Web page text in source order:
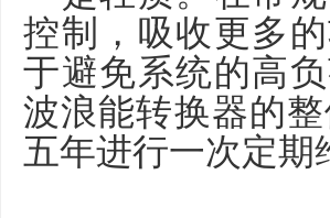
控制，吸收更多
于避免系统的高负
波浪能转换器的
五年进行一次定期